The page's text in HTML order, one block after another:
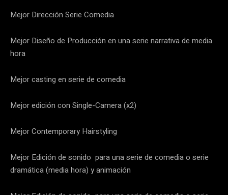
Mejor Dirección Serie Comedia
Mejor Diseño de Producción en una serie narrativa de media
hora
Mejor casting en serie de comedia
Mejor edición con Single-Camera (x2)
Mejor Contemporary Hairstyling
Mejor Edición de sonido para una serie de comedia o serie
dramática (media hora) y animación